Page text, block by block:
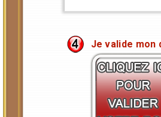
Je valide mon